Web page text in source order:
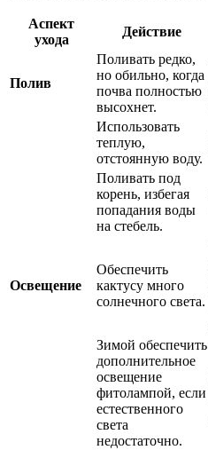
Аспект
ухода
Действие
Полив
Поливать редко,
но обильно, когда
почва полностью
высохнет.
Использовать
теплую,
отстоянную воду.
Поливать под
корень, избегая
попадания воды
на стебель.
Освещение
Обеспечить
кактусу много
солнечного света.
Зимой обеспечить
дополнительное
освещение
фитолампой, если
естественного
света
недостаточно.